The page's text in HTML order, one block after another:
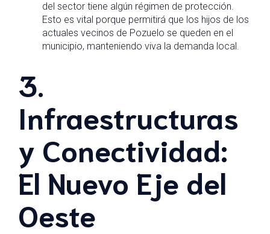
del sector tiene algún régimen de protección.
Esto es vital porque permitirá que los hijos de los
actuales vecinos de Pozuelo se queden en el
municipio, manteniendo viva la demanda local.
3.
Infraestructuras
y Conectividad:
El Nuevo Eje del
Oeste